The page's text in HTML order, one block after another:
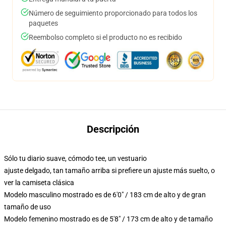
Número de seguimiento proporcionado para todos los
paquetes
Reembolso completo si el producto no es recibido
Descripción
Sólo tu diario suave, cómodo tee, un vestuario
ajuste delgado, tan tamaño arriba si prefiere un ajuste más suelto, o
ver la camiseta clásica
Modelo masculino mostrado es de 6'0" / 183 cm de alto y de gran
tamaño de uso
Modelo femenino mostrado es de 5'8" / 173 cm de alto y de tamaño